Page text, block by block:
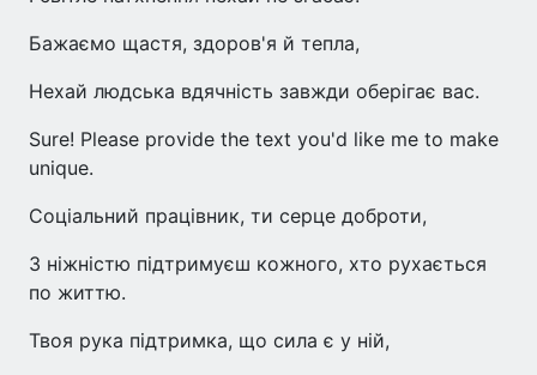
Бажаємо щастя, здоров'я й тепла,
Нехай людська вдячність завжди оберігає вас.
Sure! Please provide the text you'd like me to make
unique.
Соціальний працівник, ти серце доброти,
З ніжністю підтримуєш кожного, хто рухається
по життю.
Твоя рука підтримка, що сила є у ній,